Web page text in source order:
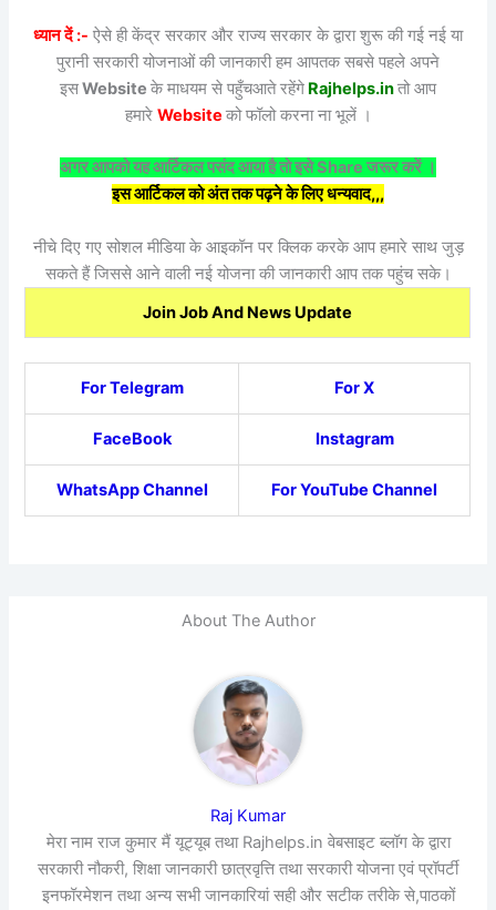
ध्यान दें :- ऐसे ही केंद्र सरकार और राज्य सरकार के द्वारा शुरू की गई नई या
पुरानी सरकारी योजनाओं की जानकारी हम आपतक सबसे पहले अपने
इसWebsite के माधयम से पहुँचआते रहेंगे Rajhelps.inतो आप
हमारे Website को फॉलो करना ना भूलें ।
अगर आपको यह आर्टिकल पसंद आया है तो इसे Share जरूर करें ।
इस आर्टिकल को अंत तक पढ़ने के लिए धन्यवाद,,,
नीचे दिए गए सोशल मीडिया के आइकॉन पर क्लिक करके आप हमारे साथ जुड़
सकते हैं जिससे आने वाली नई योजना की जानकारी आप तक पहुंच सके।
Join Job And News Update
For Telegram For X
FaceBook Instagram
WhatsApp Channel For YouTube Channel
About The Author
Raj Kumar
मेरा नाम राज कुमार मैं यूट्यूब तथा Rajhelps.in वेबसाइट ब्लॉग के द्वारा
सरकारी नौकरी, शिक्षा जानकारी छात्रवृत्ति तथा सरकारी योजना एवं प्रॉपर्टी
इनफॉरमेशन तथा अन्य सभी जानकारियां सही और सटीक तरीके से,पाठकों